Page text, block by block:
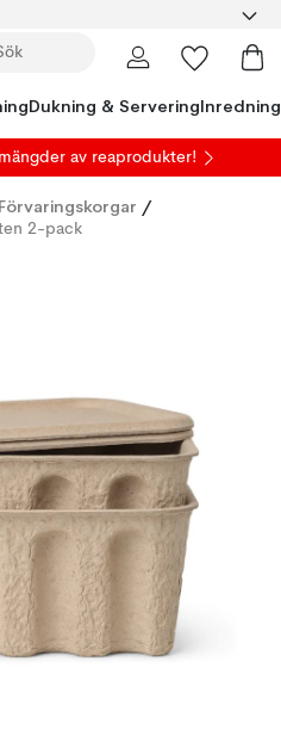
Dukning & ServeringInredning
av reaprodukter!
Förvaringskorgar /
2-pack